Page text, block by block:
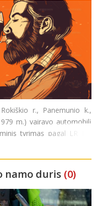
r., Panemunio k.,
m.) vairavo automobilį
tyrimas pagal LR BK
ar transporto
namo duris (0)